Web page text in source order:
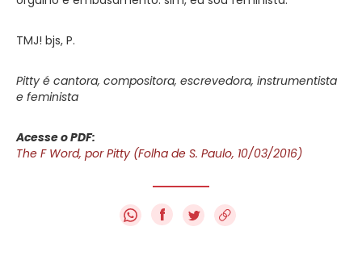
TMJ! bjs, P.
Pitty é cantora, compositora, escrevedora, instrumentista
e feminista
Acesse o PDF:
The F Word, por Pitty (Folha de S. Paulo, 10/03/2016)
f